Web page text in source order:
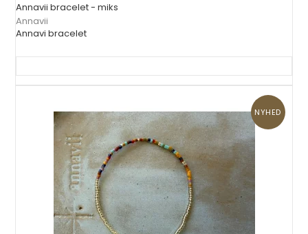
Annavii bracelet - miks
Annavii
Annavi bracelet
NYHED